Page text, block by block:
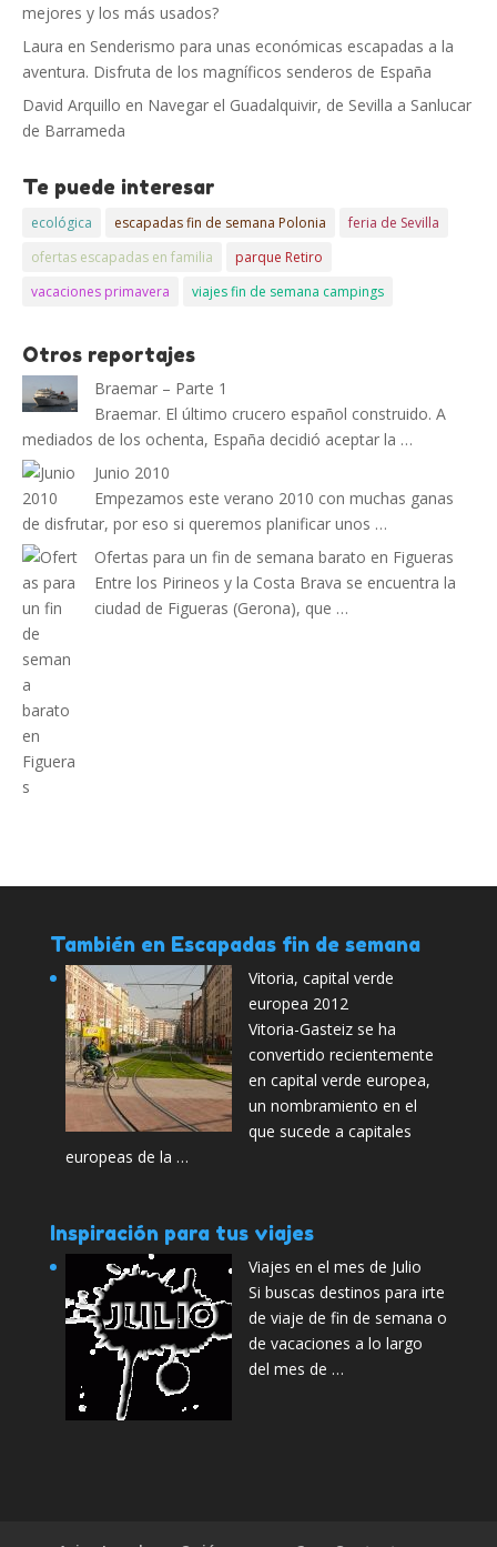
mejores y los más usados?
Laura en Senderismo para unas económicas escapadas a la
aventura. Disfruta de los magníficos senderos de España
David Arquillo en Navegar el Guadalquivir, de Sevilla a Sanlucar
de Barrameda
Te puede interesar
ecológica escapadas fin de semana Polonia
feria de Sevilla
ofertas escapadas en familia
parque Retiro
vacaciones primavera
viajes fin de semana campings
Otros reportajes
Braemar – Parte 1
Braemar. El último crucero español construido. A
mediados de los ochenta, España decidió aceptar la …
Junio 2010
Empezamos este verano 2010 con muchas ganas
de disfrutar, por eso si queremos planificar unos …
Ofertas para un fin de semana barato en Figueras
Entre los Pirineos y la Costa Brava se encuentra la
ciudad de Figueras (Gerona), que …
También en Escapadas fin de semana
Vitoria, capital verde
europea 2012
Vitoria-Gasteiz se ha
convertido recientemente
en capital verde europea,
un nombramiento en el
que sucede a capitales
europeas de la …
Inspiración para tus viajes
Viajes en el mes de Julio
Si buscas destinos para irte
de viaje de fin de semana o
de vacaciones a lo largo
del mes de …